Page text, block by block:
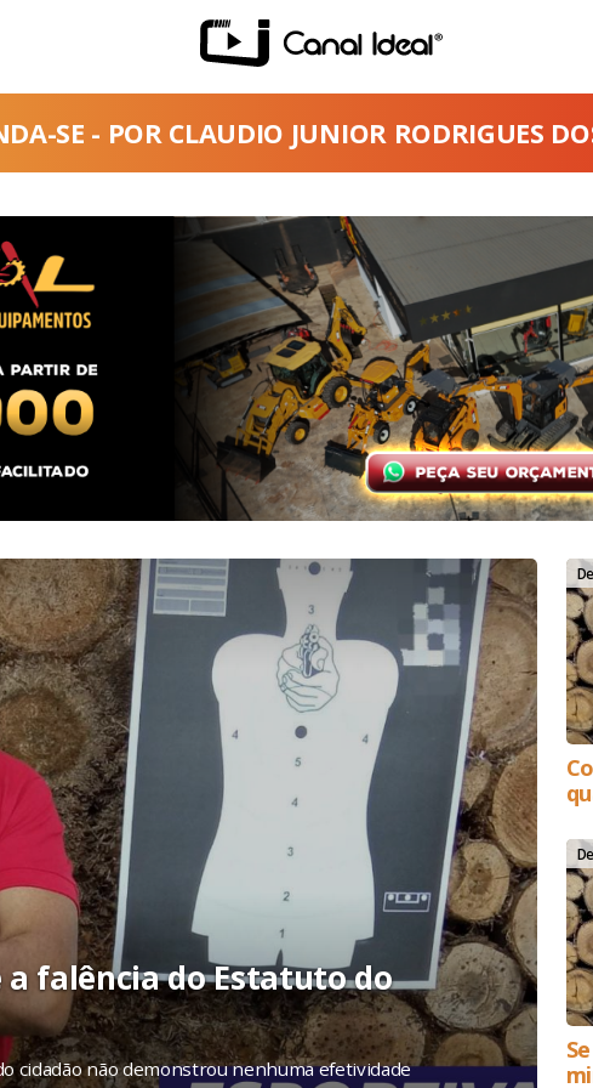
SE - POR CLAUDIO JUNIOR RODRIGUES
Rodrigues dos Santos -
falência do Estatuto do
cidadão não demonstrou nenhuma efetividade